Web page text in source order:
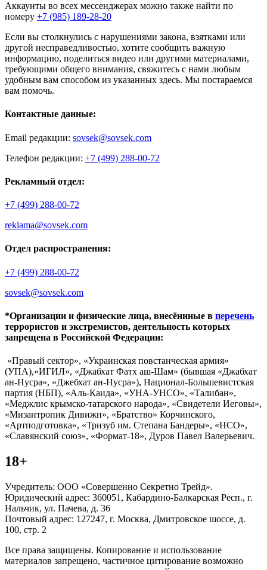
Аккаунты во всех мессенджерах можно также найти по
номеру +7 (985) 189-28-20
Если вы столкнулись с нарушениями закона, взятками или
другой несправедливостью, хотите сообщить важную
информацию, поделиться видео или другими материалами,
требующими общего внимания, свяжитесь с нами любым
удобным вам способом из указанных здесь. Мы постараемся
вам помочь.
Контактные данные:
Email редакции: sovsek@sovsek.com
Телефон редакции: +7 (499) 288-00-72
Рекламный отдел:
+7 (499) 288-00-72
reklama@sovsek.com
Отдел распространения:
+7 (499) 288-00-72
sovsek@sovsek.com
*Организации и физические лица, внесённные в перечень
террористов и экстремистов, деятельность которых
запрещена в Российской Федерации:
«Правый сектор», «Украинская повстанческая армия»
(УПА),«ИГИЛ», «Джабхат Фатх аш-Шам» (бывшая «Джабхат
ан-Нусра», «Джебхат ан-Нусра»), Национал-Большевистская
партия (НБП), «Аль-Каида», «УНА-УНСО», «Талибан»,
«Меджлис крымско-татарского народа», «Свидетели Иеговы»,
«Мизантропик Дивижн», «Братство» Корчинского,
«Артподготовка», «Тризуб им. Степана Бандеры», «НСО»,
«Славянский союз», «Формат-18», Дуров Павел Валерьевич.
18+
Учредитель: ООО «Совершенно Секретно Трейд».
Юридический адрес: 360051, Кабардино-Балкарская Респ., г.
Нальчик, ул. Пачева, д. 36
Почтовый адрес: 127247, г. Москва, Дмитровское шоссе, д.
100, стр. 2
Все права защищены. Копирование и использование
материалов запрещено, частичное цитирование возможно